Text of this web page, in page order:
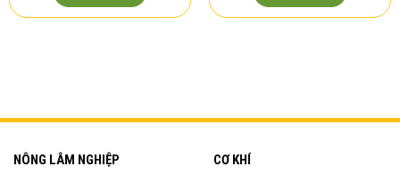
NÔNG LÂM NGHIỆP CƠ KHÍ